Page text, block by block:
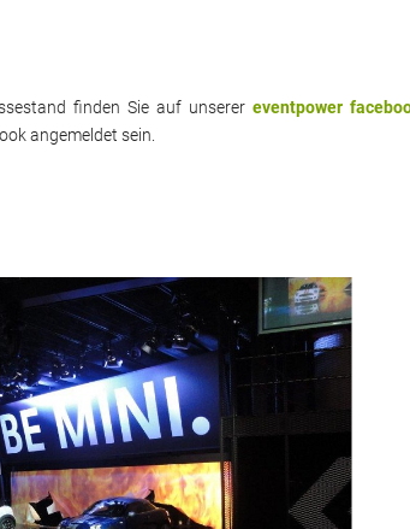
finden Sie auf unserer eventpower
angemeldet sein.